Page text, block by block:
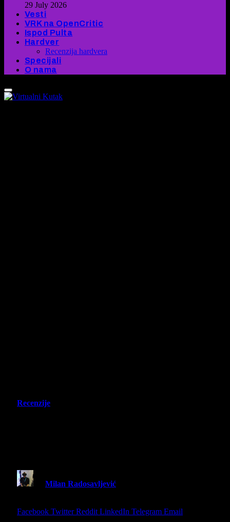
29 July 2026
Vesti
VRK na OpenCritic
Ispod Pulta
Hardver
Recenzija hardvera
Specijali
O nama
Recenzije
Milan Radosavljević
Facebook Twitter Reddit LinkedIn Telegram Email